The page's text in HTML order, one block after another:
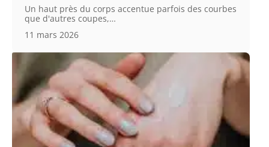
Un haut près du corps accentue parfois des courbes
que d'autres coupes,…
11 mars 2026